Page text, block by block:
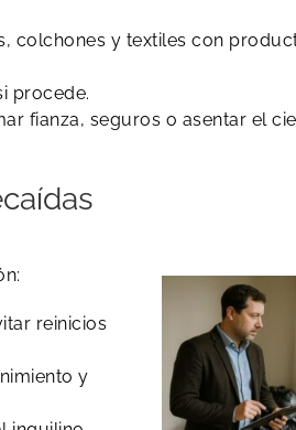
colchones y textiles con
procede.
fianza, seguros o asentar el
reinicios
y